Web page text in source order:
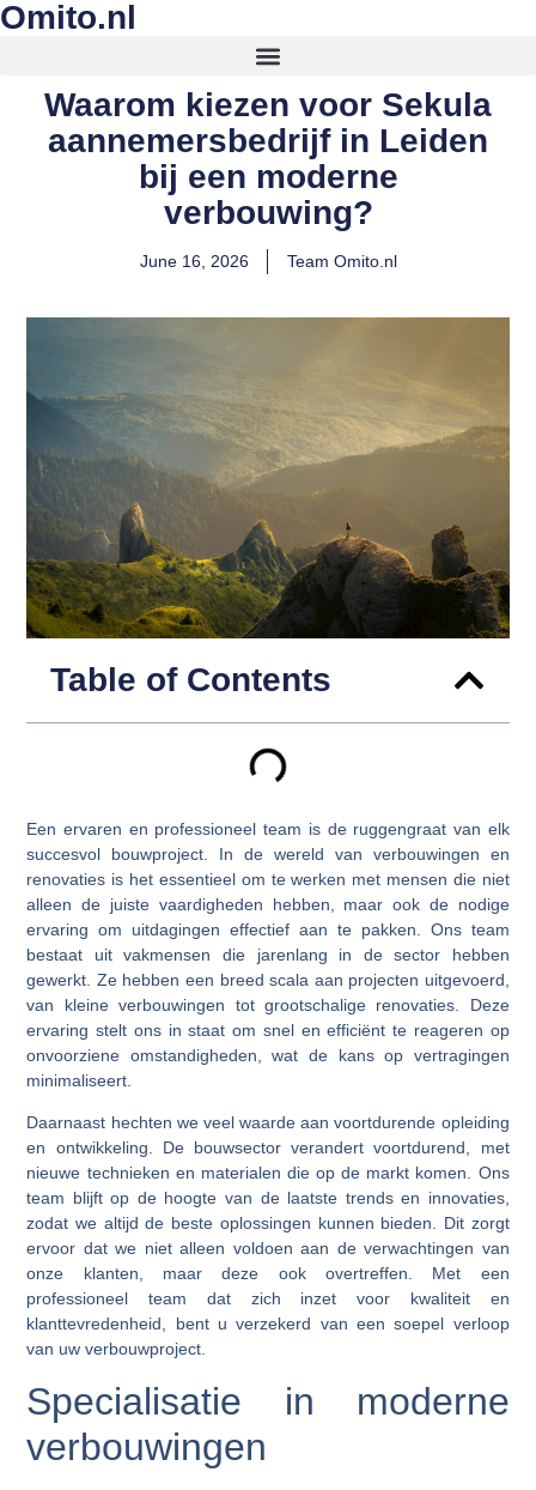
Omito.nl
Waarom kiezen voor Sekula
aannemersbedrijf in Leiden
bij een moderne
verbouwing?
June 16, 2026 Team Omito.nl
Table of Contents
Een ervaren en professioneel team is de ruggengraat van elk
succesvol bouwproject. In de wereld van verbouwingen en
renovaties is het essentieel om te werken met mensen die niet
alleen de juiste vaardigheden hebben, maar ook de nodige
ervaring om uitdagingen effectief aan te pakken. Ons team
bestaat uit vakmensen die jarenlang in de sector hebben
gewerkt. Ze hebben een breed scala aan projecten uitgevoerd,
van kleine verbouwingen tot grootschalige renovaties. Deze
ervaring stelt ons in staat om snel en efficiënt te reageren op
onvoorziene omstandigheden, wat de kans op vertragingen
minimaliseert.
Daarnaast hechten we veel waarde aan voortdurende opleiding
en ontwikkeling. De bouwsector verandert voortdurend, met
nieuwe technieken en materialen die op de markt komen. Ons
team blijft op de hoogte van de laatste trends en innovaties,
zodat we altijd de beste oplossingen kunnen bieden. Dit zorgt
ervoor dat we niet alleen voldoen aan de verwachtingen van
onze klanten, maar deze ook overtreffen. Met een
professioneel team dat zich inzet voor kwaliteit en
klanttevredenheid, bent u verzekerd van een soepel verloop
van uw verbouwproject.
Specialisatie in moderne
verbouwingen